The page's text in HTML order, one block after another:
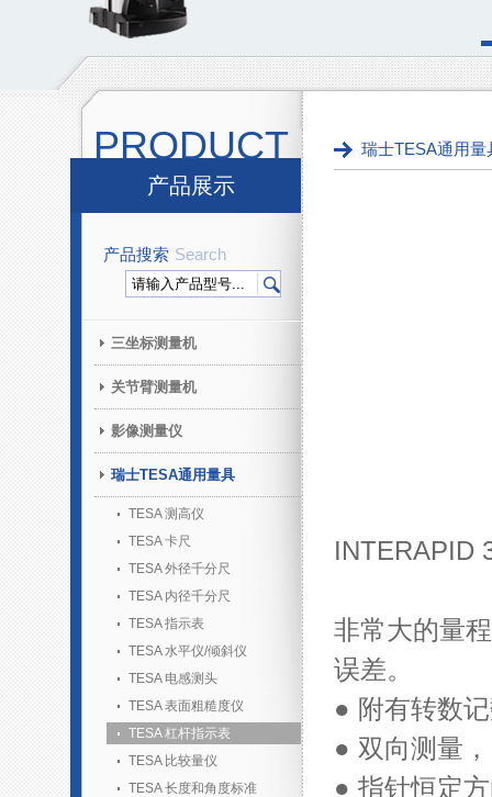
PRODUCT
产品展示
产品搜索 Search
三坐标测量机
关节臂测量机
影像测量仪
瑞士TESA通用量具
TESA 测高仪
TESA 卡尺
TESA 外径千分尺
TESA 内径千分尺
TESA 指示表
TESA 水平仪/倾斜仪
TESA 电感测头
TESA 表面粗糙度仪
TESA 杠杆指示表
TESA 比较量仪
TESA 长度和角度标准
瑞士TESA通用量
INTERAPID
非常大的量
误差。
● 附有转数
● 双向测量
● 指针恒定